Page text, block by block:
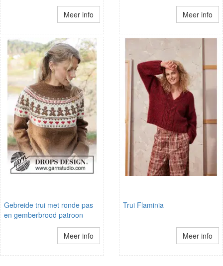
Meer info Meer info
Gebreide trui met ronde pas
en gemberbrood patroon
Meer info
Trui Flaminia
Meer info